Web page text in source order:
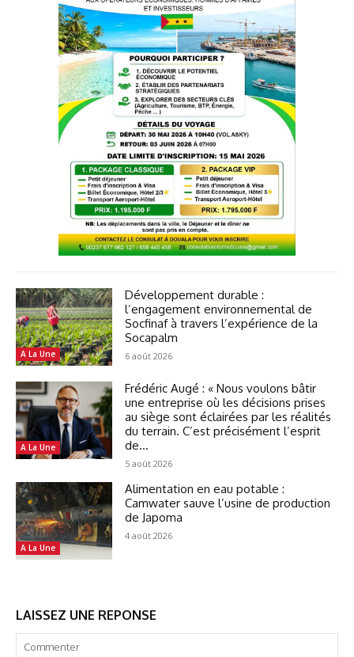
A La Une
Développement durable :
l’engagement environnemental de
Socfinaf à travers l’expérience de la
Socapalm
6 août 2026
A La Une
Frédéric Augé : « Nous voulons bâtir
une entreprise où les décisions prises
au siège sont éclairées par les réalités
du terrain. C’est précisément l’esprit
de...
5 août 2026
A La Une
Alimentation en eau potable :
Camwater sauve l’usine de production
de Japoma
4 août 2026
LAISSEZ UNE REPONSE